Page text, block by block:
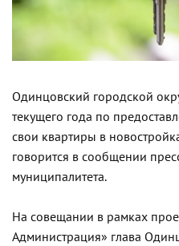
Одинцовский городской
текущего года по
свои квартиры в
говорится в сообщении
муниципалитета.
На совещании в рамках
Администрация» глава